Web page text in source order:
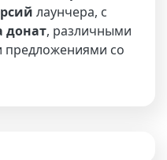
лаунчера, с
донат, различными
предложениями со